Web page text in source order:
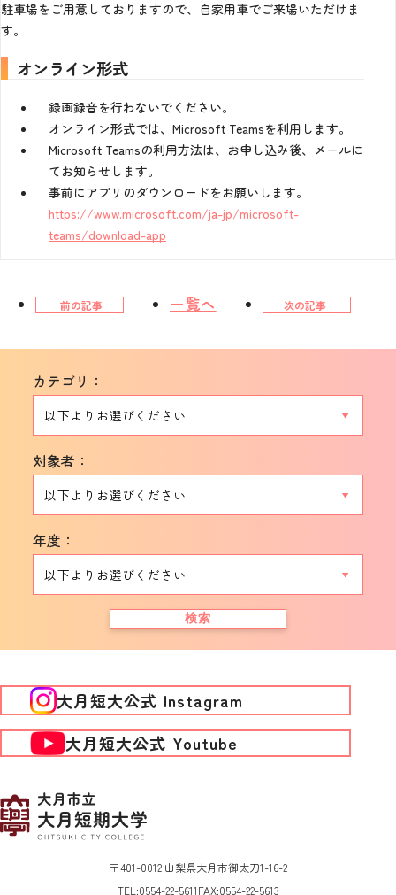
駐車場をご用意しておりますので、自家用車でご来場いただけま
す。
オンライン形式
録画録音を行わないでください。
オンライン形式では、Microsoft Teamsを利用します。
Microsoft Teamsの利用方法は、お申し込み後、メールに
てお知らせします。
事前にアプリのダウンロードをお願いします。
https://www.microsoft.com/ja-jp/microsoft-
teams/download-app
前の記事 一覧へ 次の記事
カテゴリ：
対象者：
年度：
検索
大月短大公式 Instagram
大月短大公式 Youtube
〒401-0012 山梨県大月市御太刀1-16-2
TEL:0554-22-5611FAX:0554-22-5613